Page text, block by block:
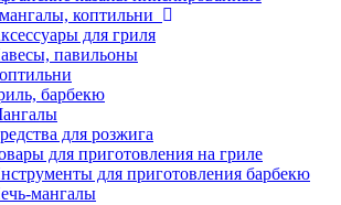
коптильни
для гриля
павильоны
барбекю
для розжига
для приготовления на гриле
для приготовления барбекю
мангалы